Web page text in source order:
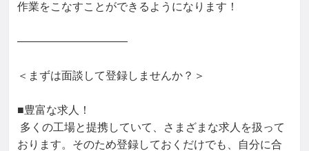
作業をこなすことができるようになります！
――――――――――
＜まずは面談して登録しませんか？＞
■豊富な求人！
おります。そのため登録しておくだけでも、自分に合